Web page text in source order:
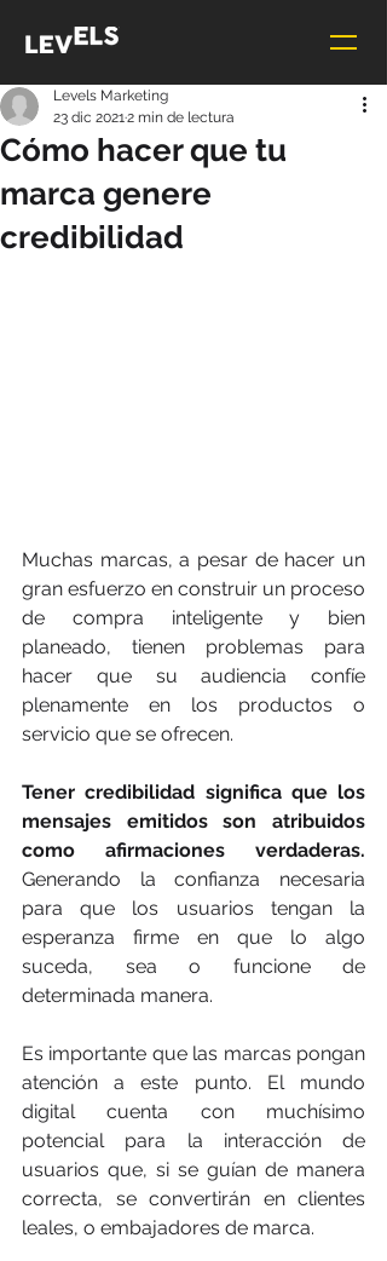
Cómo hacer que tu
marca genere
credibilidad
Levels Marketing
23 dic 20212 min de lectura
Muchas marcas, a pesar de hacer un
gran esfuerzo en construir un proceso
de compra inteligente y bien
planeado, tienen problemas para
hacer que su audiencia confíe
plenamente en los productos o
servicio que se ofrecen.
Tener credibilidad significa que los
mensajes emitidos son atribuidos
Generando la confianza necesaria
para que los usuarios tengan la
esperanza firme en que lo algo
suceda, sea o funcione de
determinada manera.
Es importante que las marcas pongan
atención a este punto. El mundo
digital cuenta con muchísimo
potencial para la interacción de
usuarios que, si se guían de manera
correcta, se convertirán en clientes
leales, o embajadores de marca.